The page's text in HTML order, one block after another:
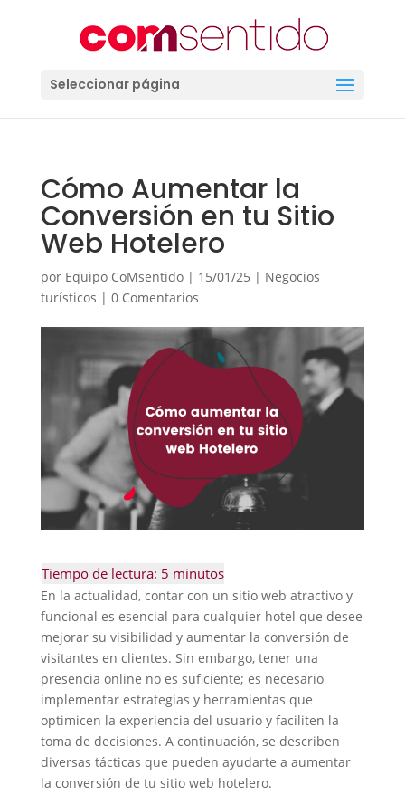
Seleccionar página
Cómo Aumentar la
Conversión en tu Sitio
Web Hotelero
por Equipo CoMsentido| 15/01/25 | Negocios
turísticos | 0 Comentarios
En la actualidad, contar con un sitio web atractivo y
funcional es esencial para cualquier hotel que desee
mejorar su visibilidad y aumentar la conversión de
visitantes en clientes. Sin embargo, tener una
presencia online no es suficiente; es necesario
implementar estrategias y herramientas que
optimicen la experiencia del usuario y faciliten la
toma de decisiones. A continuación, se describen
diversas tácticas que pueden ayudarte a aumentar
la conversión de tu sitio web hotelero.